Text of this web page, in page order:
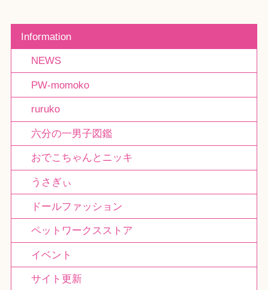
Information
NEWS
PW-momoko
ruruko
六分の一男子図鑑
おでこちゃんとニッキ
うさぎぃ
ドールファッション
ペットワークスストア
イベント
サイト更新